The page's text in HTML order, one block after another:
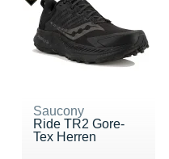
Saucony
Ride TR2 Gore-
Tex Herren